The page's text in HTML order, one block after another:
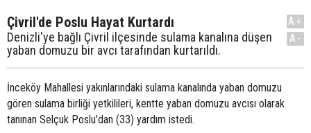
Çivril'de Poslu Hayat Kurtardı
Denizli'ye bağlı Çivril ilçesinde sulama kanalına düşen
yaban domuzu bir avcı tarafından kurtarıldı.
A+
A-
İnceköy Mahallesi yakınlarındaki sulama kanalında yaban domuzu
gören sulama birliği yetkilileri, kentte yaban domuzu avcısı olarak
tanınan Selçuk Poslu'dan (33) yardım istedi.